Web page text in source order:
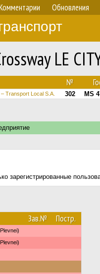
Обновления
LE
№
Transport Local S.A. 302 MS
зарегистрированные
Зав.№ Постр.